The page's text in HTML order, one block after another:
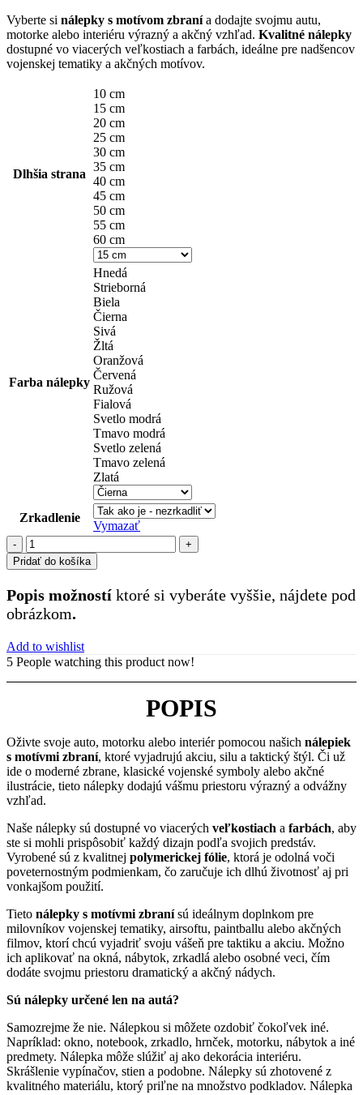
4,10 €
through
14,90 €
Vyberte si nálepky s motívom zbranía dodajte svojmu autu,
motorke alebo interiéru výrazný a akčný vzhľad. Kvalitné nálepky
dostupné vo viacerých veľkostiach a farbách, ideálne pre nadšencov
vojenskej tematiky a akčných motívov.
Dlhšia strana
10 cm
15 cm
20 cm
25 cm
30 cm
35 cm
40 cm
45 cm
50 cm
55 cm
60 cm
Farba nálepky
Hnedá
Strieborná
Biela
Čierna
Sivá
Žltá
Oranžová
Červená
Ružová
Fialová
Svetlo modrá
Tmavo modrá
Svetlo zelená
Tmavo zelená
Zlatá
Zrkadlenie
Vymazať
množstvo
zbrane
(93)
Pridať do košíka
Popis možností ktoré si vyberáte vyššie, nájdete pod
obrázkom.
Add to wishlist
5 People watching this product now!
POPIS
Oživte svoje auto, motorku alebo interiér pomocou našich nálepiek
s motívmi zbraní, ktoré vyjadrujú akciu, silu a taktický štýl. Či už
ide o moderné zbrane, klasické vojenské symboly alebo akčné
ilustrácie, tieto nálepky dodajú vášmu priestoru výrazný a odvážny
vzhľad.
Naše nálepky sú dostupné vo viacerých veľkostiach a farbách, aby
ste si mohli prispôsobiť každý dizajn podľa svojich predstáv.
Vyrobené sú z kvalitnej polymerickej fólie, ktorá je odolná voči
poveternostným podmienkam, čo zaručuje ich dlhú životnosť aj pri
vonkajšom použití.
Tieto nálepky s motívmi zbranísú ideálnym doplnkom pre
milovníkov vojenskej tematiky, airsoftu, paintballu alebo akčných
filmov, ktorí chcú vyjadriť svoju vášeň pre taktiku a akciu. Možno
ich aplikovať na okná, nábytok, zrkadlá alebo osobné veci, čím
dodáte svojmu priestoru dramatický a akčný nádych.
Sú nálepky určené len na autá?
Samozrejme že nie. Nálepkou si môžete ozdobiť čokoľvek iné.
Napríklad: okno, notebook, zrkadlo, hrnček, motorku, nábytok a iné
predmety. Nálepka môže slúžiť aj ako dekorácia interiéru.
Skrášlenie vypínačov, stien a podobne. Nálepky sú zhotovené z
kvalitného materiálu, ktorý priľne na množstvo podkladov. Nálepka